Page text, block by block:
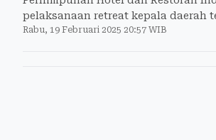
pelaksanaan retreat kepala daerah
Rabu, 19 Februari 2025 20:57 WIB